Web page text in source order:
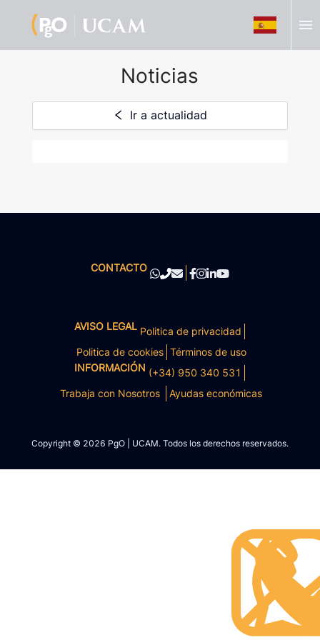
menu
Noticias
Ir a actualidad
CONTACTO
AVISO LEGAL Politica de privacidad
Politica de cookies Términos de uso
INFORMACIÓN (+34) 950 340 531
Trabaja con Nosotros
Ayudas económicas
Copyright © 2026 PgO | UCAM. Todos los derechos reservados.